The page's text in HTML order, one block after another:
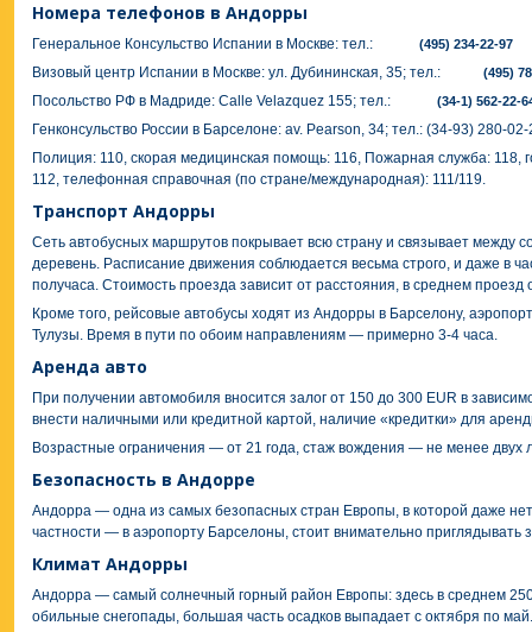
Номера телефонов в Андорры
Генеральное Консульство Испании в Москве: тел.: (495) 234-22-97
Визовый центр Испании в Москве: ул. Дубининская, 35; тел.: (495)
Посольство РФ в Мадриде: Calle Velazquez 155; тел.: (34-1) 562-22-
Генконсульство России в Барселоне: av. Pearson, 34; тел.: (34-93) 280-
Полиция: 110, скорая медицинская помощь: 116, Пожарная служба: 118,
112, телефонная справочная (по стране/международная): 111/119.
Транспорт Андорры
Сеть автобусных маршрутов покрывает всю страну и связывает между
деревень. Расписание движения соблюдается весьма строго, и даже в
получаса. Стоимость проезда зависит от расстояния, в среднем проезд
Кроме того, рейсовые автобусы ходят из Андорры в Барселону,
Тулузы. Время в пути по обоим направлениям — примерно 3-4 часа.
Аренда авто
При получении автомобиля вносится залог от 150 до 300 EUR в
внести наличными или кредитной картой, наличие «кредитки» для
Возрастные ограничения — от 21 года, стаж вождения — не менее двух
Безопасность в Андорре
Андорра — одна из самых безопасных стран Европы, в которой даже
частности — в аэропорту Барселоны, стоит внимательно приглядывать
Климат Андорры
Андорра — самый солнечный горный район Европы: здесь в среднем
обильные снегопады, большая часть осадков выпадает с октября по май.